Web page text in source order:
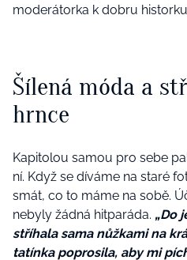
moderátorka k dobru
Šílená móda a
hrnce
Kapitolou samou pro sebe
ní. Když se díváme na staré
smát, co to máme na sobě.
nebyly žádná hitparáda. „Do
stříhala sama nůžkami na
tatínka poprosila, aby mi